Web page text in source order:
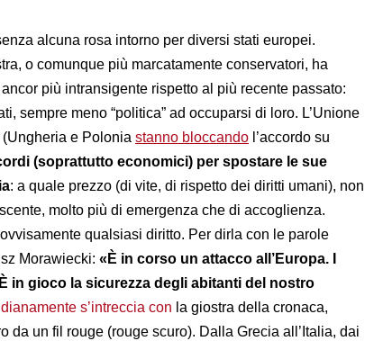
alcuna rosa intorno per diversi stati europei.
o comunque più marcatamente conservatori, ha
più intransigente rispetto al più recente passato:
sempre meno “politica” ad occuparsi di loro. L’Unione
(Ungheria e Polonia stanno bloccando l’accordo su
(soprattutto economici) per spostare le sue
: a quale prezzo (di vite, di rispetto dei diritti umani), non
molto più di emergenza che di accoglienza.
qualsiasi diritto. Per dirla con le parole
Morawiecki: «È in corso un attacco all’Europa. I
in gioco la sicurezza degli abitanti del nostro
s’intreccia con la giostra della cronaca,
da un fil rouge (rouge scuro). Dalla Grecia all’Italia, dai